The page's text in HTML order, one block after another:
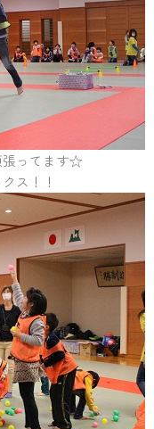
張ってます☆
ス！！